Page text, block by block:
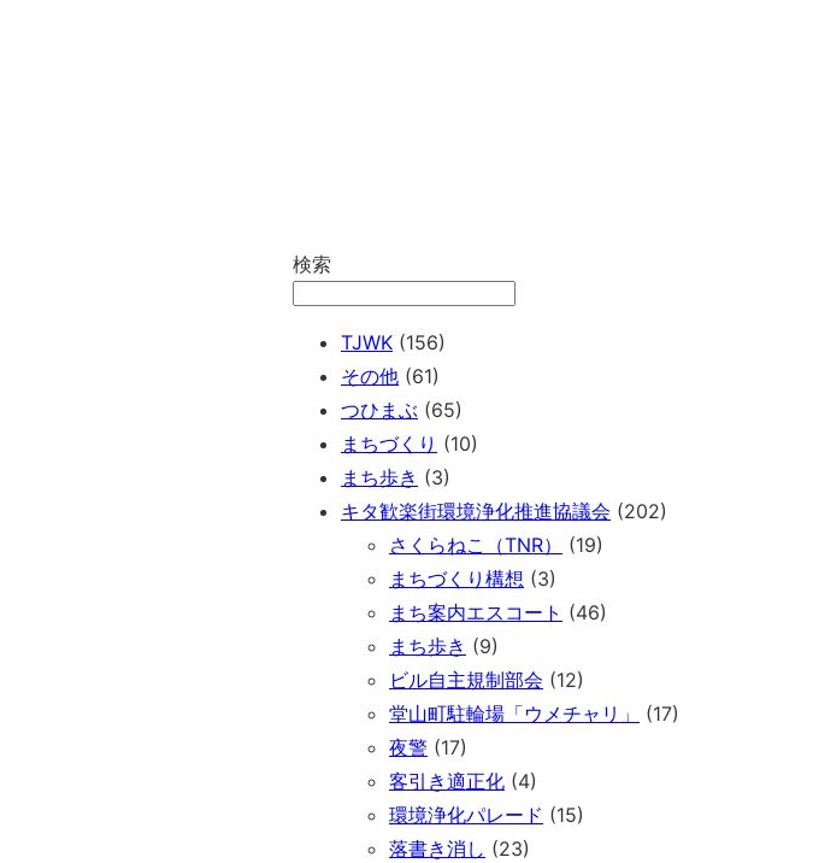
検索
TJWK (156)
その他 (61)
つひまぶ (65)
まちづくり (10)
まち歩き (3)
キタ歓楽街環境浄化推進協議会 (202)
さくらねこ（TNR）
(19)
まちづくり構想 (3)
まち案内エスコート (46)
まち歩き (9)
ビル自主規制部会 (12)
堂山町駐輪場「ウメチャリ」
(17)
夜警 (17)
客引き適正化 (4)
環境浄化パレード (15)
落書き消し (23)